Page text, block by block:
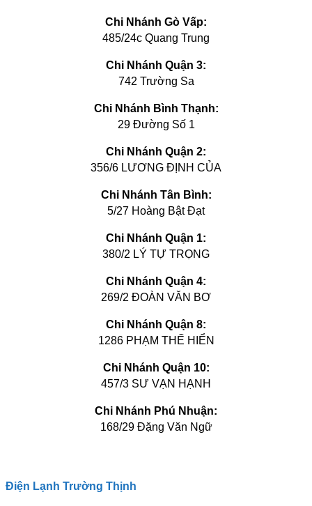
Chi Nhánh Gò Vấp:
485/24c Quang Trung
Chi Nhánh Quận 3:
742 Trường Sa
Chi Nhánh Bình Thạnh:
29 Đường Số 1
Chi Nhánh Quận 2:
356/6 LƯƠNG ĐỊNH CỦA
Chi Nhánh Tân Bình:
5/27 Hoàng Bật Đạt
Chi Nhánh Quận 1:
380/2 LÝ TỰ TRỌNG
Chi Nhánh Quận 4:
269/2 ĐOÀN VĂN BƠ
Chi Nhánh Quận 8:
1286 PHẠM THẾ HIỂN
Chi Nhánh Quận 10:
457/3 SƯ VẠN HẠNH
Chi Nhánh Phú Nhuận:
168/29 Đặng Văn Ngữ
Điện Lạnh Trường Thịnh